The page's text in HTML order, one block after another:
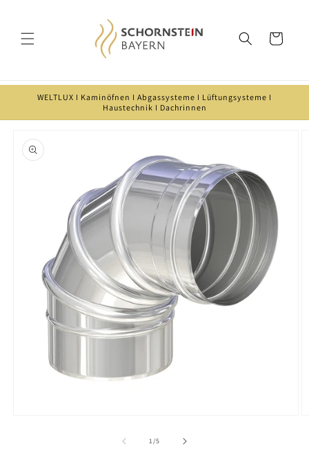
Warenkorb
WELTLUX I Kaminöfnen I Abgassysteme I Lüftungsysteme I
Haustechnik I Dachrinnen
1/von
5